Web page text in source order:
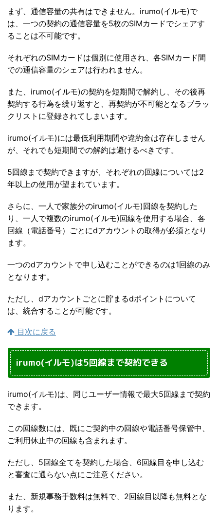
まず、通信容量の共有はできません。irumo(イルモ)で
は、一つの契約の通信容量を5枚のSIMカードでシェアす
ることは不可能です。
それぞれのSIMカードは個別に使用され、各SIMカード間
での通信容量のシェアは行われません。
また、irumo(イルモ)の契約を短期間で解約し、その後再
契約する行為を繰り返すと、再契約が不可能となるブラッ
クリストに登録されてしまいます。
irumo(イルモ)には最低利用期間や違約金は存在しません
が、それでも短期間での解約は避けるべきです。
5回線まで契約できますが、それぞれの回線については2
年以上の使用が望まれています。
さらに、一人で家族分のirumo(イルモ)回線を契約した
り、一人で複数のirumo(イルモ)回線を使用する場合、各
回線（電話番号）ごとにdアカウントの取得が必須となり
ます。
一つのdアカウントで申し込むことができるのは1回線のみ
となります。
ただし、dアカウントごとに貯まるdポイントについて
は、統合することが可能です。
目次に戻る
irumo(イルモ)は5回線まで契約できる
irumo(イルモ)は、同じユーザー情報で最大5回線まで契約
できます。
この回線数には、既にご契約中の回線や電話番号保管中、
ご利用休止中の回線も含まれます。
ただし、5回線全てを契約した場合、6回線目を申し込む
と審査に通らない点にご注意ください。
また、新規事務手数料は無料で、2回線目以降も無料とな
ります。